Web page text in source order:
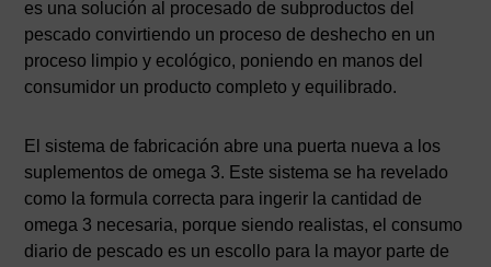
es una solución al procesado de subproductos del
pescado convirtiendo un proceso de deshecho en un
proceso limpio y ecológico, poniendo en manos del
consumidor un producto completo y equilibrado.
El sistema de fabricación abre una puerta nueva a los
suplementos de omega 3. Este sistema se ha revelado
como la formula correcta para ingerir la cantidad de
omega 3 necesaria, porque siendo realistas, el consumo
diario de pescado es un escollo para la mayor parte de